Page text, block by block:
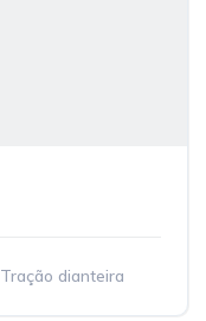
Tração dianteira